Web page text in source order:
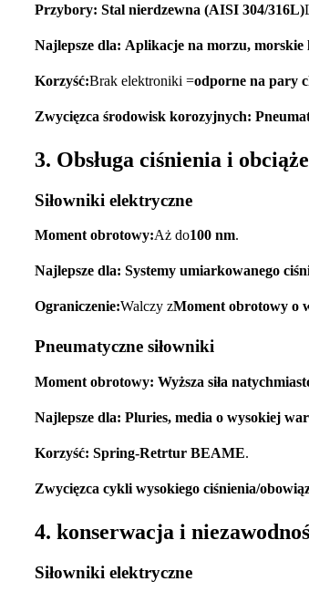
Przybory: Stal nierdzewna (AISI 304/316L)
Najlepsze dla: Aplikacje na morzu, morskie
Korzyść:Brak elektroniki =odporne na pary
Zwycięzca środowisk korozyjnych:
3. Obsługa ciśnienia i
Siłowniki elektryczne
Moment obrotowy:Aż do100 nm.
Najlepsze dla: Systemy umiarkowanego
Ograniczenie:Walczy zMoment obrotowy o
Pneumatyczne siłowniki
Moment obrotowy: Wyższa siła
Najlepsze dla: Pluries, media o wysokiej
Korzyść: Spring-Retrtur BEAME.
Zwycięzca cykli wysokiego ciśnienia/
4. konserwacja i
Siłowniki elektryczne